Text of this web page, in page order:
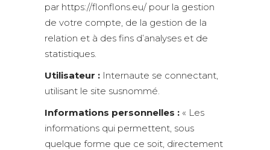
par https://flonflons.eu/ pour la gestion
de votre compte, de la gestion de la
relation et à des fins d’analyses et de
statistiques.
Utilisateur : Internaute se connectant,
utilisant le site susnommé.
Informations personnelles : « Les
informations qui permettent, sous
quelque forme que ce soit, directement